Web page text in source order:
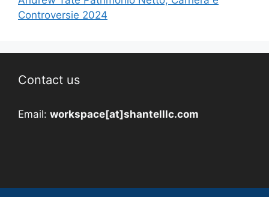
Controversie 2024
Contact us
Email: workspace[at]shantelllc.com